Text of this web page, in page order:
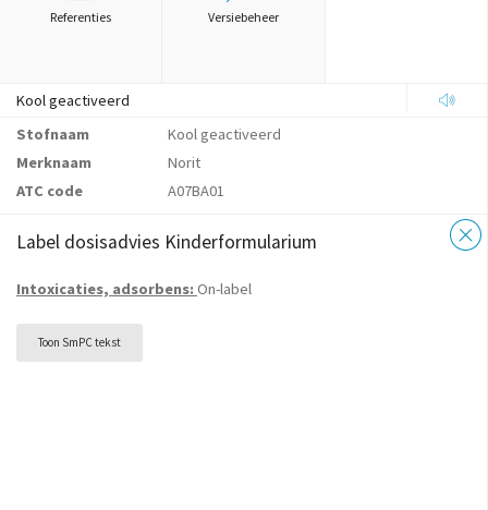
Referenties Versiebeheer
Kool geactiveerd
Stofnaam
Kool geactiveerd
Merknaam
Norit
ATC code
A07BA01
Label dosisadvies Kinderformularium
Intoxicaties, adsorbens: On-label
Toon SmPC tekst